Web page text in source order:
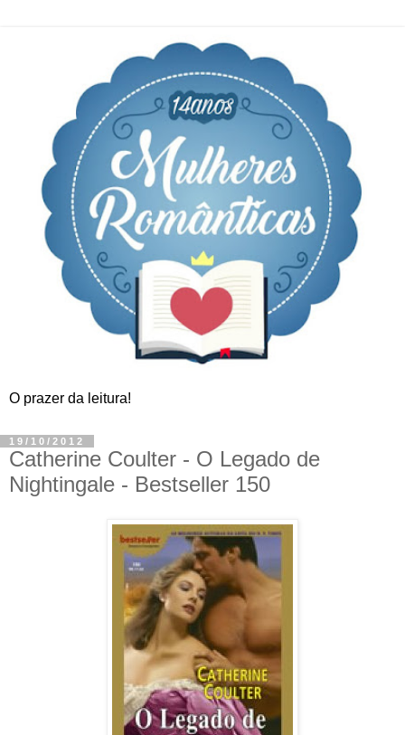
O prazer da leitura!
19/10/2012
Catherine Coulter - O Legado de
Nightingale - Bestseller 150